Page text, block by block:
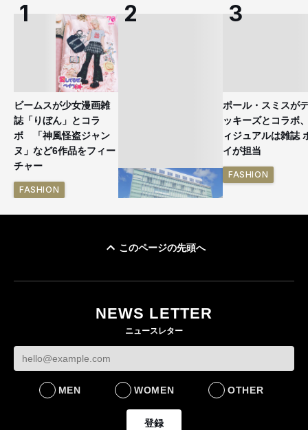
ビームスが少女漫画雑
誌「りぼん」とコラ
ボ 「神風怪盗ジャン
ヌ」など6作品をフィー
チャー
FASHION
FASHION
ポール・スミスが
ッキーズとコラボ
ィジュアルは雑誌
イが担当
FASHION
このページの先頭へ
NEWS LETTER
ニュースレター
MEN WOMEN OTHER
登録